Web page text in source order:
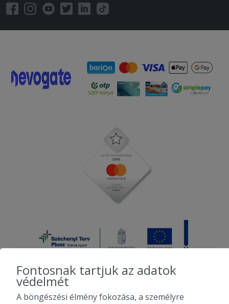
Legutóbb ananászos pizza is volt... az
ananász ehetetlen volt rajta. A tészta
2010-2026 Copyright - Falatozz.hu - Diston-line Kft.
Fontosnak tartjuk az adatok
védelmét
A böngészési élmény fokozása, a személyre